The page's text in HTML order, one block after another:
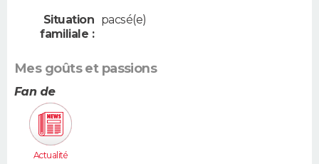
Situation
familiale :
pacsé(e)
Mes goûts et passions
Fan de
Actualité